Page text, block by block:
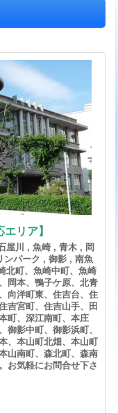
リア】
屋川 , 魚崎 , 青木 , 岡
ンパーク , 御影 , 南魚
北町、魚崎中町、魚崎
岡本、鴨子ケ原、北青
向洋町東、住吉台、住
吉宮町、住吉山手、田
町、深江南町、本庄
御影中町、御影浜町、
、本山町北畑、本山町
山南町、森北町、森南
お気軽にお問合せ下さ